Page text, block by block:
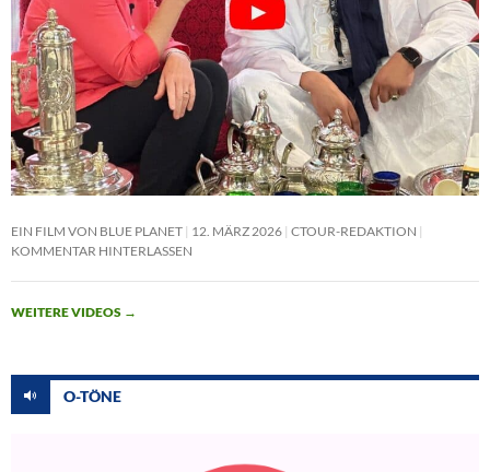
EIN FILM VON BLUE PLANET 12. MÄRZ 2026 CTOUR-REDAKTION
KOMMENTAR HINTERLASSEN
WEITERE VIDEOS →
O-TÖNE